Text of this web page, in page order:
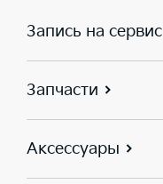
Запись на сервис
Запчасти
Аксессуары